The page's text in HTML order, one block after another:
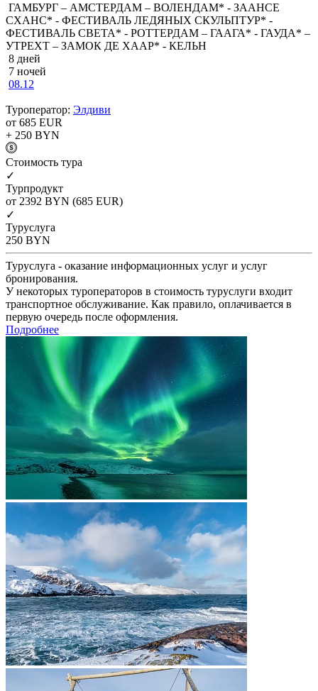
ГАМБУРГ – АМСТЕРДАМ – ВОЛЕНДАМ* - ЗААНСЕ
СХАНС* - ФЕСТИВАЛЬ ЛЕДЯНЫХ СКУЛЬПТУР* -
ФЕСТИВАЛЬ СВЕТА* - РОТТЕРДАМ – ГААГА* - ГАУДА* –
УТРЕХТ – ЗАМОК ДЕ ХААР* - КЕЛЬН
8 дней
7 ночей
08.12
Туроператор: Элдиви
от 685 EUR
+ 250 BYN
Cтоимость тура
✓
Турпродукт
от 2392 BYN (685 EUR)
✓
Туруслуга
250 BYN
Туруслуга - оказание информационных услуг и услуг
бронирования.
У некоторых туроператоров в стоимость туруслуги входит
транспортное обслуживание. Как правило, оплачивается в
первую очередь после оформления.
Подробнее